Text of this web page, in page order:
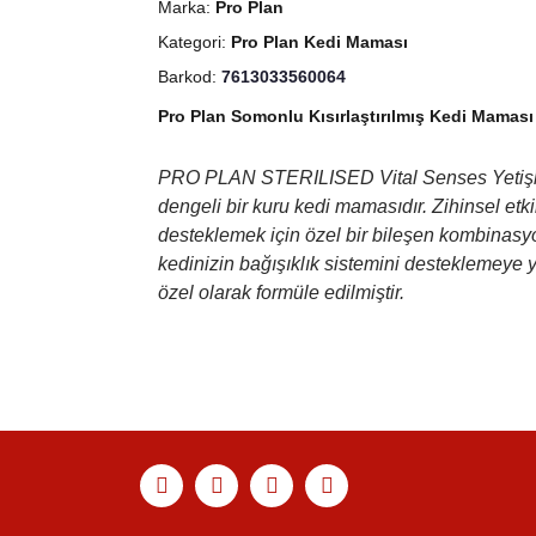
Marka: Pro Plan
Kategori: Pro Plan Kedi Maması
Barkod: 7613033560064
Pro Plan Somonlu Kısırlaştırılmış Kedi
PRO PLAN STERILISED Vital Senses
dengeli bir kuru kedi mamasıdır. Zihinsel
desteklemek için özel bir bileşen
kedinizin bağışıklık sistemini desteklemeye
özel olarak formüle edilmiştir.
Ürün açıklamasında eksik bilgiler bulunuyor.